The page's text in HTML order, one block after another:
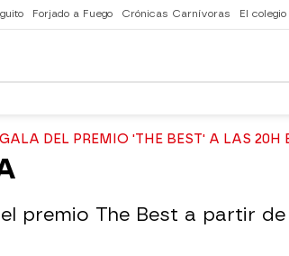
Forjado a Fuego Crónicas Carnívoras El
DEL PREMIO 'THE BEST' A LAS 20H
premio The Best a partir